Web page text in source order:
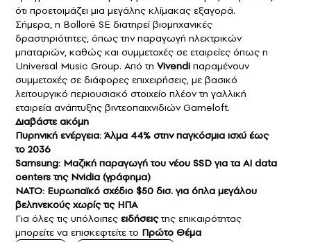
ότι προετοιμάζει μια μεγάλης κλίμακας εξαγορά.
Σήμερα, η Bolloré SE διατηρεί βιομηχανικές
δραστηριότητες, όπως την παραγωγή ηλεκτρικών
μπαταριών, καθώς και συμμετοχές σε εταιρείες όπως η
Universal Music Group. Από τη Vivendi παραμένουν
συμμετοχές σε διάφορες επιχειρήσεις, με βασικό
λειτουργικό περιουσιακό στοιχείο πλέον τη γαλλική
εταιρεία ανάπτυξης βιντεοπαιχνιδιών Gameloft.
Διαβάστε ακόμη
Πυρηνική ενέργεια: Άλμα 44% στην παγκόσμια ισχύ έως
το 2036
Samsung: Μαζική παραγωγή του νέου SSD για τα AI data
centers της Nvidia (γράφημα)
ΝΑΤΟ: Ευρωπαϊκό σχέδιο $50 δισ. για όπλα μεγάλου
βεληνεκούς χωρίς τις ΗΠΑ
Για όλες τις υπόλοιπες ειδήσειςτης επικαιρότητας
μπορείτε να επισκεφτείτε το Πρώτο Θέμα